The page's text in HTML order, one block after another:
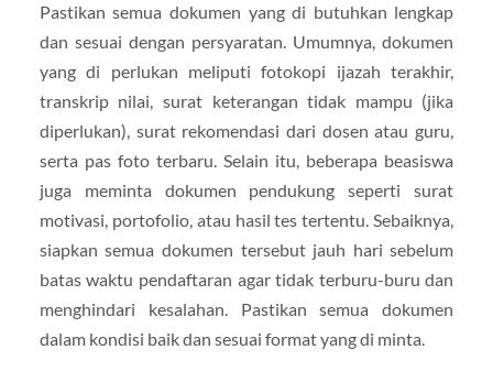
Pastikan semua dokumen yang di butuhkan lengkap
dan sesuai dengan persyaratan. Umumnya, dokumen
yang di perlukan meliputi fotokopi ijazah terakhir,
transkrip nilai, surat keterangan tidak mampu (jika
diperlukan), surat rekomendasi dari dosen atau guru,
serta pas foto terbaru. Selain itu, beberapa beasiswa
juga meminta dokumen pendukung seperti surat
motivasi, portofolio, atau hasil tes tertentu. Sebaiknya,
siapkan semua dokumen tersebut jauh hari sebelum
batas waktu pendaftaran agar tidak terburu-buru dan
menghindari kesalahan. Pastikan semua dokumen
dalam kondisi baik dan sesuai format yang di minta.